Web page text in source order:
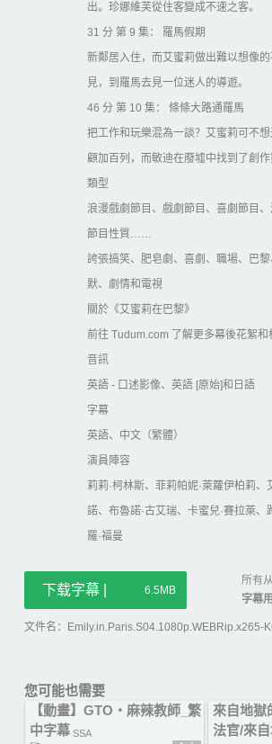
出。珍娜維芙從住客變成不速之客。
31 分 第 9 集： 羅馬假期
新鄰居入住，而艾蜜莉做出難以想像
見，到羅馬去見一位迷人的導遊。
46 分 第 10 集： 條條大路通羅馬
把工作和玩樂混為一談？艾蜜莉可不
顧加百列，而敏迪在廢墟中找到了創
類型
浪漫戲劇節目、戲劇節目、喜劇節目
節目性質……
誇張搞笑、肥皂劇、喜劇、職場、巴
默、劇情和電視
關於《艾蜜莉在巴黎》
前往 Tudum.com 了解更多幕後花絮和
音訊
英語 - 口述影像、英語 [原始]和日語
字幕
英語、中文（繁體）
演員陣容
莉莉·柯林斯、菲莉帕妮·萊蘿伊柏莉、
諾、布魯諾·古艾瑞、卡蜜兒·賽拉萊、
羅·福曼
下载字幕 | 6.5MB
所有
字幕
文件名：Emily.in.Paris.S04.1080p.WEBRip.x265-
您可能也需要
【動畫】GTO‧麻辣教師_繁
中字幕 SSA
來自地獄
法官/來